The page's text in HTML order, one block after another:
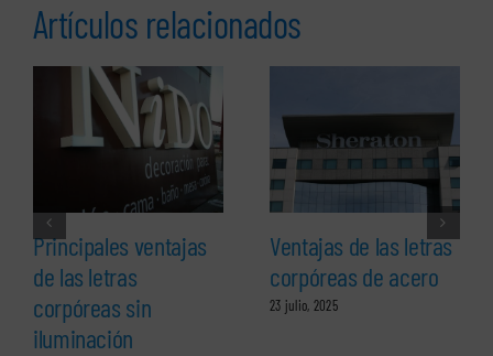
Artículos relacionados
Principales ventajas
de las letras
corpóreas sin
iluminación
Ventajas de las letras
corpóreas de acero
23 julio, 2025